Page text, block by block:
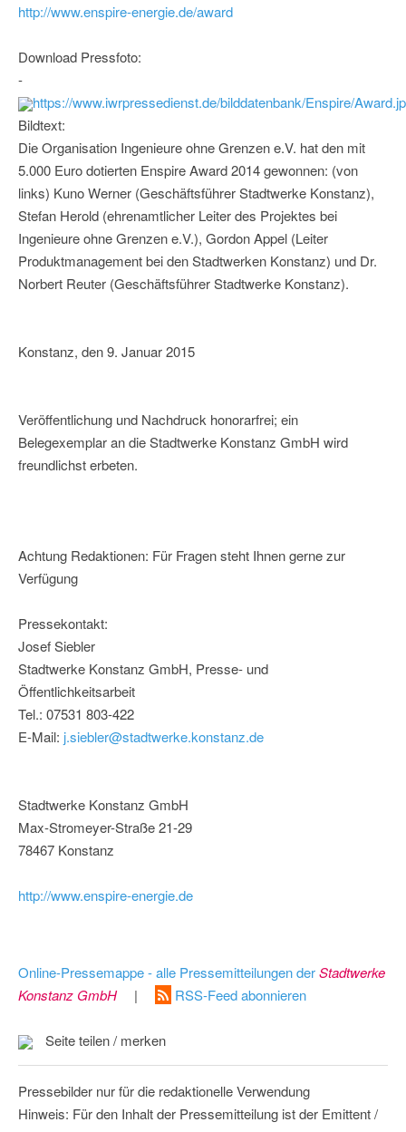
http://www.enspire-energie.de/award
Download Pressfoto:
-
https://www.iwrpressedienst.de/bilddatenbank/Enspire/
Bildtext:
Die Organisation Ingenieure ohne Grenzen e.V. hat den mit
5.000 Euro dotierten Enspire Award 2014 gewonnen: (von
links) Kuno Werner (Geschäftsführer Stadtwerke Konstanz),
Stefan Herold (ehrenamtlicher Leiter des Projektes bei
Ingenieure ohne Grenzen e.V.), Gordon Appel (Leiter
Produktmanagement bei den Stadtwerken Konstanz) und Dr.
Norbert Reuter (Geschäftsführer Stadtwerke Konstanz).
Konstanz, den 9. Januar 2015
Veröffentlichung und Nachdruck honorarfrei; ein
Belegexemplar an die Stadtwerke Konstanz GmbH wird
freundlichst erbeten.
Achtung Redaktionen: Für Fragen steht Ihnen gerne zur
Verfügung
Pressekontakt:
Josef Siebler
Stadtwerke Konstanz GmbH, Presse- und
Öffentlichkeitsarbeit
Tel.: 07531 803-422
E-Mail: j.siebler@stadtwerke.konstanz.de
Stadtwerke Konstanz GmbH
Max-Stromeyer-Straße 21-29
78467 Konstanz
http://www.enspire-energie.de
Online-Pressemappe - alle Pressemitteilungen derStadtwerke
Konstanz GmbH
| RSS-Feed abonnieren
Seite teilen / merken
Pressebilder nur für die redaktionelle Verwendung
Hinweis: Für den Inhalt der Pressemitteilung ist der Emittent /